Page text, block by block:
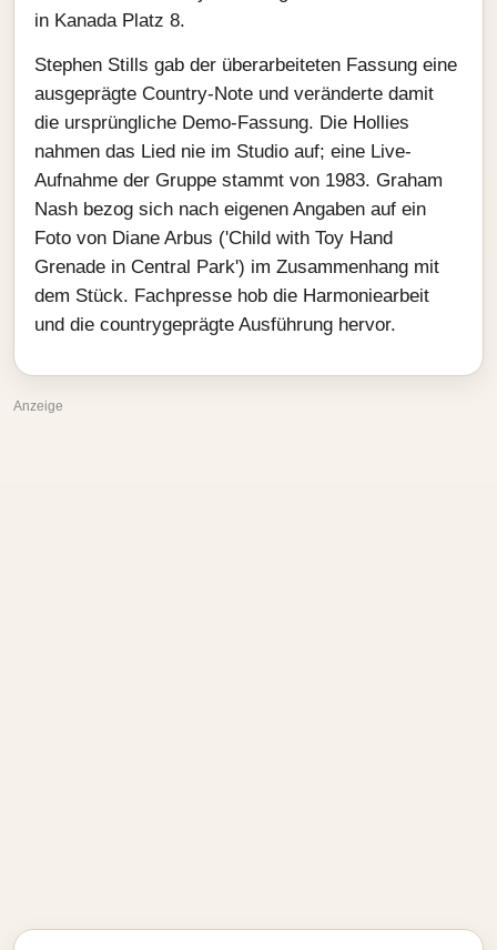
in Kanada Platz 8.
Stephen Stills gab der überarbeiteten Fassung eine
ausgeprägte Country-Note und veränderte damit
die ursprüngliche Demo-Fassung. Die Hollies
nahmen das Lied nie im Studio auf; eine Live-
Aufnahme der Gruppe stammt von 1983. Graham
Nash bezog sich nach eigenen Angaben auf ein
Foto von Diane Arbus ('Child with Toy Hand
Grenade in Central Park') im Zusammenhang mit
dem Stück. Fachpresse hob die Harmoniearbeit
und die countrygeprägte Ausführung hervor.
Anzeige